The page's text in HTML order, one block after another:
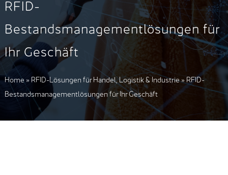
RFID-
Bestandsmanagementlösungen für
Ihr Geschäft
Home» RFID-Lösungen für Handel, Logistik & Industrie» RFID-
Bestandsmanagementlösungen für Ihr Geschäft